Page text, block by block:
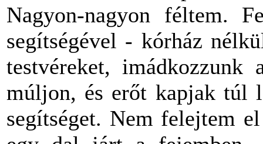
Nagyon-nagyon féltem.
segítségével - kórház
testvéreket,
múljon, és erőt kapjak túl
segítséget. Nem felejtem